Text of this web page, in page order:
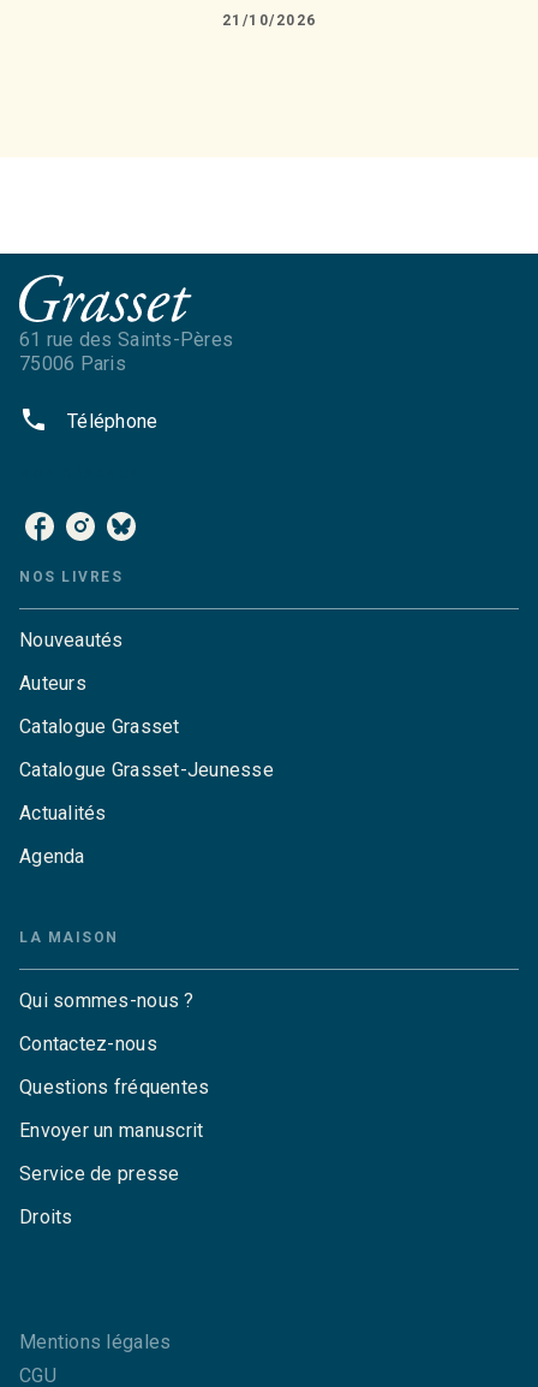
21/10/2026
61 rue des Saints-Pères
75006 Paris
phone Téléphone
NOS LIVRES
Nouveautés
Auteurs
Catalogue Grasset
Catalogue Grasset-Jeunesse
Actualités
Agenda
LA MAISON
Qui sommes-nous ?
Contactez-nous
Questions fréquentes
Envoyer un manuscrit
Service de presse
Droits
Mentions légales
CGU